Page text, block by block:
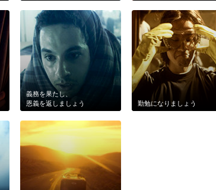
義務を果たし、
恩義を返しましょう
勤勉になりましょう